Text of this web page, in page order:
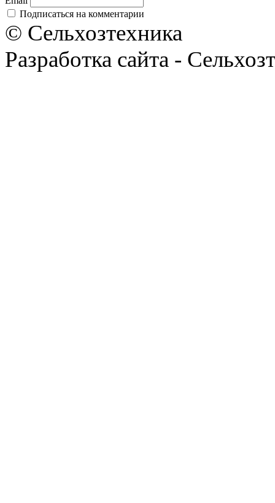
Подписаться на комментарии
© Сельхозтехника
Разработка сайта -